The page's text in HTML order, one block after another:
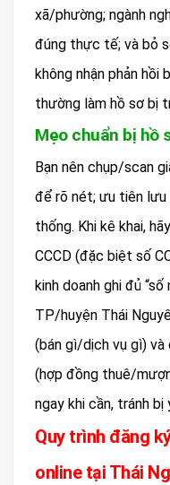
xã/phường; ngành
đúng thực tế; và bỏ
không nhận phản hồi
thường làm hồ sơ bị
Mẹo chuẩn bị hồ
Bạn nên chụp/scan
để rõ nét; ưu tiên
thống. Khi kê khai,
CCCD (đặc biệt số
kinh doanh ghi đủ
TP/huyện Thái
(bán gì/dịch vụ gì) và
(hợp đồng thuê/
ngay khi cần, tránh bị
Quy trình đăng
online tại Thái